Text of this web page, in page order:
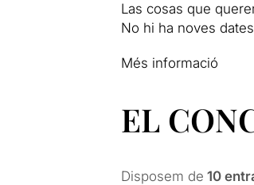
Las cosas que
No hi ha noves
Més informació
EL
Disposem de 10